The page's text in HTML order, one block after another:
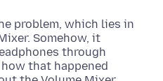
problem, which lies in
Somehow, it
through
that happened